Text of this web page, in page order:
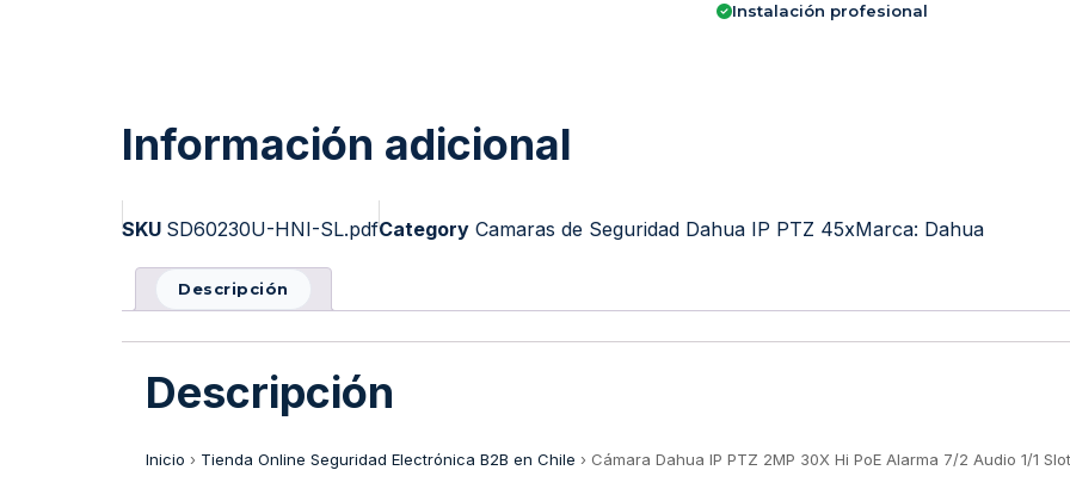
Instalación profesional
Información adicional
SKU SD60230U-HNI-SL.pdfCategory Camaras de Seguridad Dahua IP PTZ 45xMarca: Dahua
Descripción
Descripción
Inicio › Tienda Online Seguridad Electrónica B2B en Chile › Cámara Dahua IP PTZ 2MP 30X Hi PoE Alarma 7/2 Audio 1/1